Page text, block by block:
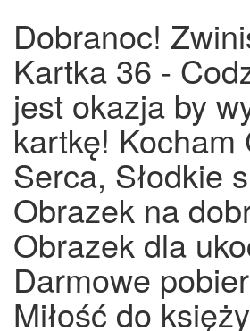
Dobranoc!
Kartka 36 -
jest okazja by
kartkę! Kocham
Serca, Słodkie
Obrazek na
Obrazek dla
Darmowe
Miłość do